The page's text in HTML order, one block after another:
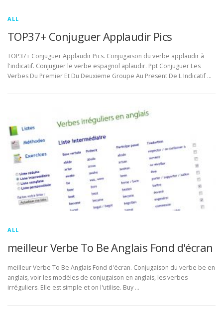
ALL
TOP37+ Conjuguer Applaudir Pics
TOP37+ Conjuguer Applaudir Pics. Conjugaison du verbe applaudir à
l'indicatif. Conjuguer le verbe espagnol aplaudir. Ppt Conjuguer Les
Verbes Du Premier Et Du Deuxieme Groupe Au Present De L Indicatif …
ALL
meilleur Verbe To Be Anglais Fond d'écran
meilleur Verbe To Be Anglais Fond d'écran. Conjugaison du verbe be en
anglais, voir les modèles de conjugaison en anglais, les verbes
irréguliers. Elle est simple et on l'utilise. Buy …